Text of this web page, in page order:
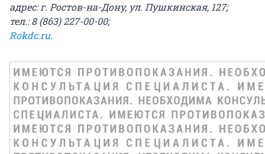
адрес: г. Ростов-на-Дону, ул. Пушкинская, 127;
тел.: 8 (863) 227-00-00;
Rokdc.ru.